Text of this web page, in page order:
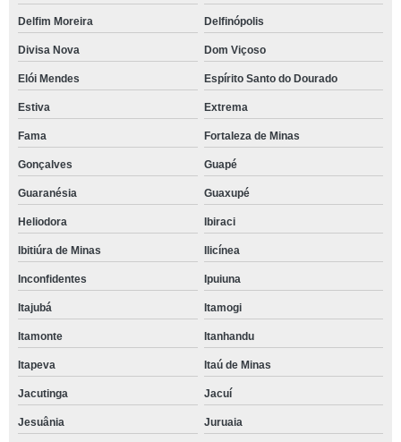
Delfim Moreira Delfinópolis
Divisa Nova Dom Viçoso
Elói Mendes Espírito Santo do Dourado
Estiva Extrema
Fama Fortaleza de Minas
Gonçalves Guapé
Guaranésia Guaxupé
Heliodora Ibiraci
Ibitiúra de Minas Ilicínea
Inconfidentes Ipuiuna
Itajubá Itamogi
Itamonte Itanhandu
Itapeva Itaú de Minas
Jacutinga Jacuí
Jesuânia Juruaia